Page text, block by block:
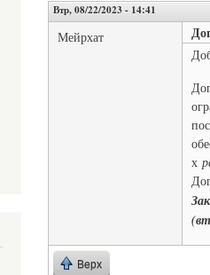
Втр, 08/22/2023 - 14:41
Мейрхат
х
Верх